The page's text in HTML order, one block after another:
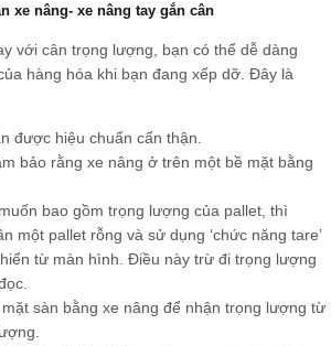
xe nâng- xe nâng tay gắn cân
với cân trọng lượng, bạn có thể dễ dàng
hàng hóa khi bạn đang xếp dỡ. Đây là
được hiệu chuẩn cẩn thận.
bảo rằng xe nâng ở trên một bề mặt bằng
bao gồm trọng lượng của pallet, thì
một pallet rỗng và sử dụng ‘chức năng tare’
từ màn hình. Điều này trừ đi trọng lượng
sàn bằng xe nâng để nhận trọng lượng từ